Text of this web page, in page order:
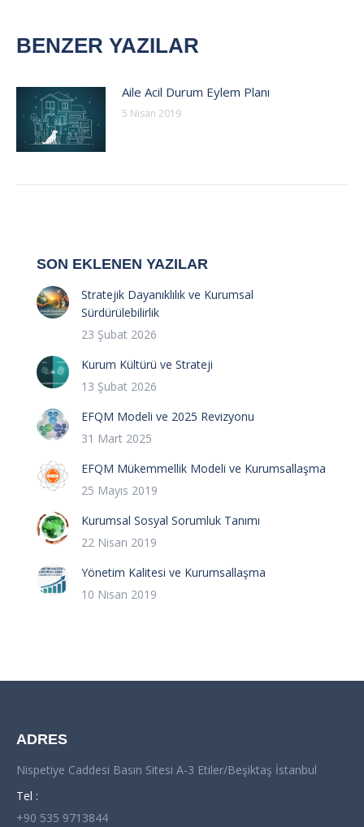
BENZER YAZILAR
Aile Acil Durum Eylem Planı
5 Nisan 2019
SON EKLENEN YAZILAR
Stratejik Dayanıklılık ve Kurumsal
Sürdürülebilirlik
23 Şubat 2026
Kurum Kültürü ve Strateji
13 Şubat 2026
EFQM Modeli ve 2025 Revizyonu
31 Mart 2025
EFQM Mükemmellik Modeli ve Kurumsallaşma
25 Mayıs 2019
Kurumsal Sosyal Sorumluk Tanımı
22 Nisan 2019
Yönetim Kalitesi ve Kurumsallaşma
10 Nisan 2019
ADRES
Nispetiye Caddesi Basın Sitesi A-3 Etiler/Beşiktaş İstanbul
Tel :
+90 535 9713844